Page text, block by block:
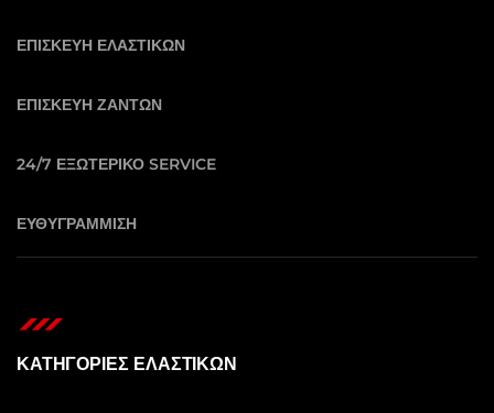
ΕΠΙΣΚΕΥΗ ΕΛΑΣΤΙΚΩΝ
ΕΠΙΣΚΕΥΗ ΖΑΝΤΩΝ
24/7 ΕΞΩΤΕΡΙΚΟ SERVICE
ΕΥΘΥΓΡΑΜΜΙΣΗ
ΚΑΤΗΓΟΡΙΕΣ ΕΛΑΣΤΙΚΩΝ